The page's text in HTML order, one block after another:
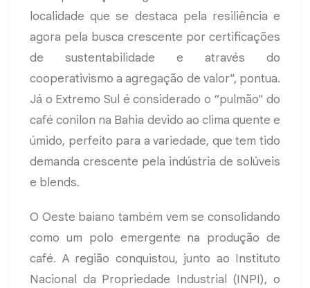
localidade que se destaca pela resiliência e
agora pela busca crescente por certificações
de sustentabilidade e através do
cooperativismo a agregação de valor", pontua.
Já o Extremo Sul é considerado o “pulmão" do
café conilon na Bahia devido ao clima quente e
úmido, perfeito para a variedade, que tem tido
demanda crescente pela indústria de solúveis
e blends.
O Oeste baiano também vem se consolidando
como um polo emergente na produção de
café. A região conquistou, junto ao Instituto
Nacional da Propriedade Industrial (INPI), o